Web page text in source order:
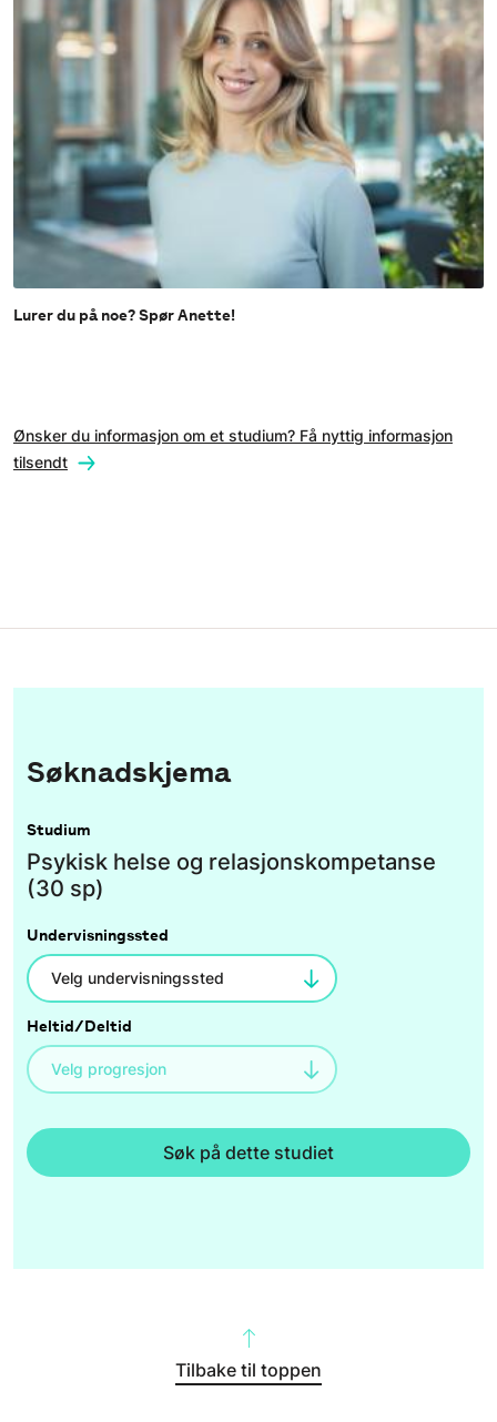
Lurer du på noe? Spør Anette!
Ønsker du informasjon om et studium? Få nyttig informasjon
tilsendt
Søknadskjema
Studium
Psykisk helse og relasjonskompetanse
(30 sp)
Undervisningssted
Heltid/Deltid
Søk på dette studiet
Tilbake til toppen